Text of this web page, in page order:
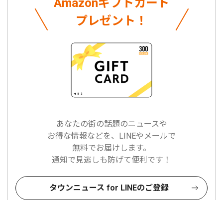
Amazonギフトカード
プレゼント！
あなたの街の話題のニュースや
お得な情報などを、LINEやメールで
無料でお届けします。
通知で見逃しも防げて便利です！
タウンニュース for LINEのご登録